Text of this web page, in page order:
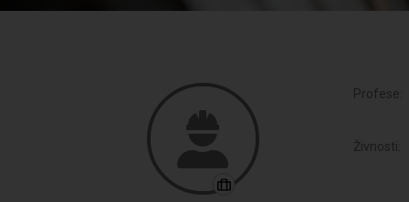
Profese:
Živnosti: